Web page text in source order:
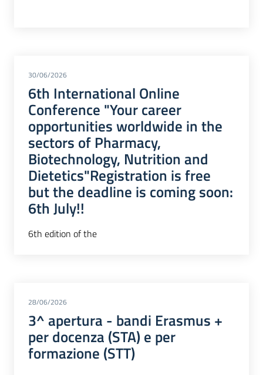
30/06/2026
6th International Online
Conference "Your career
opportunities worldwide in the
sectors of Pharmacy,
Biotechnology, Nutrition and
Dietetics"Registration is free
but the deadline is coming soon:
6th July!!
6th edition of the
28/06/2026
3^ apertura - bandi Erasmus +
per docenza (STA) e per
formazione (STT)